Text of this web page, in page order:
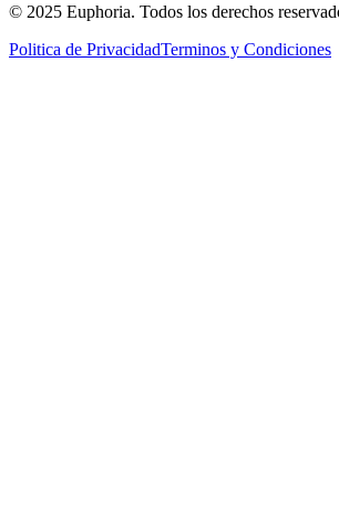
© 2025 Euphoria. Todos los derechos
Politica de PrivacidadTerminos y Condiciones